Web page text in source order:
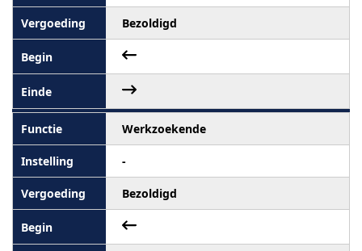
Bezoldigd
Werkzoekende
-
Bezoldigd